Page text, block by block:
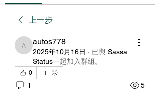
上一步
autos778
autos778
2025年10月16日 · 已與 Sassa
Status一起加入群組 。
0
1 5